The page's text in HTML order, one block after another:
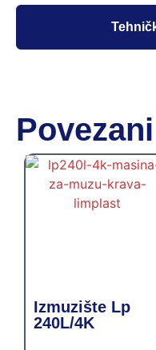
Izmuzište Lp
240L/4K